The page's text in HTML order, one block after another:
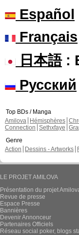
Español
Français
日本語:
Русский
Top BDs / Manga
Amilova
Hémisphères
Connection Sethxfaye
Genre
Action
Dessins - Artworks
LE PROJET AMILOVA
Présentation du projet
Revue de presse
Espace Presse
Bannières
Devenir Annonceur
Partenaires Officiels
Réseau social poker, blogs